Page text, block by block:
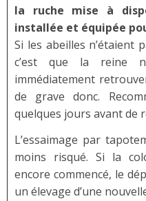
la ruche mise à
installée et équipée
Si les abeilles n’étaient
c’est que la reine
immédiatement
de grave donc.
quelques jours avant de
L’essaimage par
moins risqué. Si la
encore commencé, le
un élevage d’une